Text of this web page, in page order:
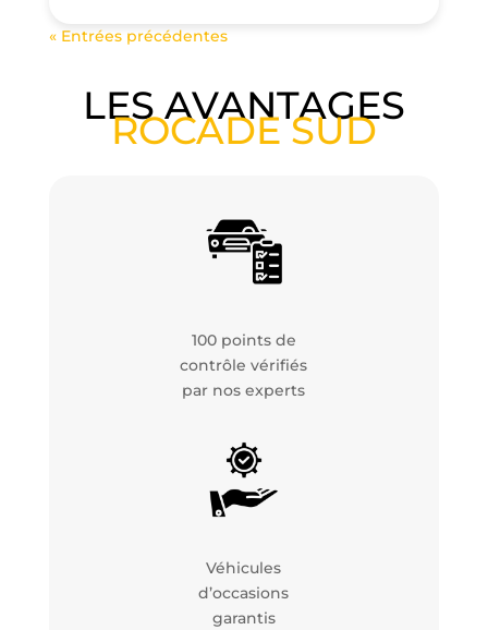
« Entrées précédentes
LES AVANTAGES
ROCADE SUD
100 points de
contrôle vérifiés
par nos experts
Véhicules
d’occasions
garantis